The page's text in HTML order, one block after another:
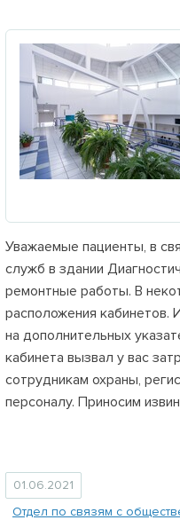
Уважаемые пациенты, в
служб в здании
ремонтные работы. В
расположения
на дополнительных
кабинета вызвал у вас
сотрудникам охраны,
персоналу. Приносим
01.06.2021
Отдел по связям с